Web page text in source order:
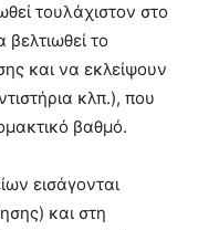
τουλάχιστον στο
το
και να εκλείψουν
κλπ.), που
βαθμό.
εισάγονται
και στη